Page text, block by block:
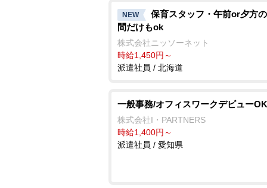
NEW
保育スタッフ・午前or夕方
間だけもok
株式会社ニッソーネット
時給1,450円～
派遣社員 / 北海道
一般事務/オフィスワークデビューOK
株式会社I・PARTNERS
時給1,400円～
派遣社員 / 愛知県